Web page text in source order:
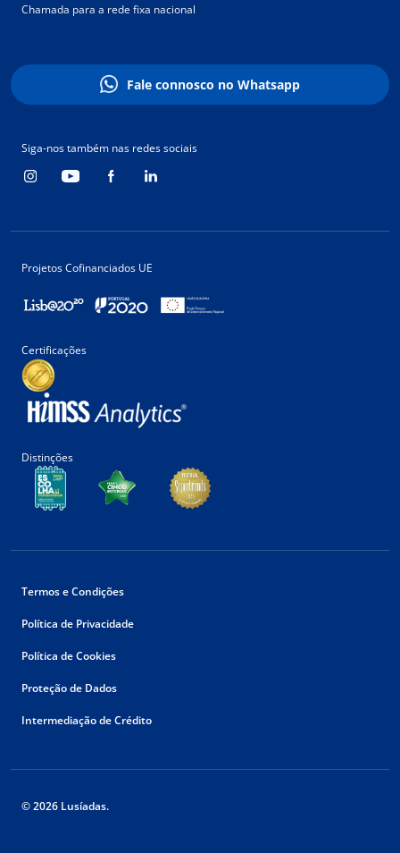
Chamada para a rede fixa nacional
Fale connosco no Whatsapp
Siga-nos também nas redes sociais
Projetos Cofinanciados UE
Certificações
Distinções
Termos e Condições
Política de Privacidade
Política de Cookies
Proteção de Dados
Intermediação de Crédito
© 2026 Lusíadas.